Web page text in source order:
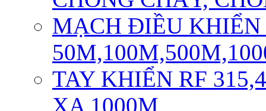
MẠCH ĐIỀU
TAY KHIỂN RF
XA 1000M